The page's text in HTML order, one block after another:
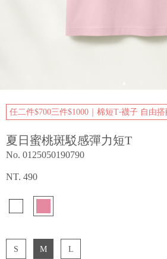
任二件$700三件$1000｜棉短T‧襪子 自由
夏日蜜桃斑駁感彈力短T
No. 0125050190790
NT. 490
S M L